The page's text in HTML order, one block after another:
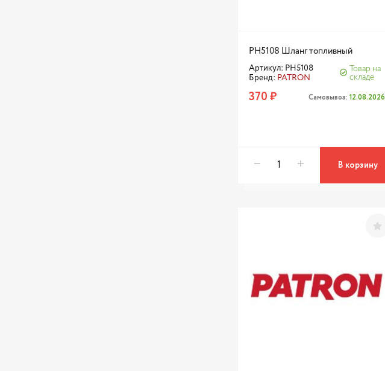
PH5108 Шланг топливный
Артикул: PH5108
Бренд: PATRON
Товар на
складе
370 ₽ Самовывоз: 12.08.2026
В корзину